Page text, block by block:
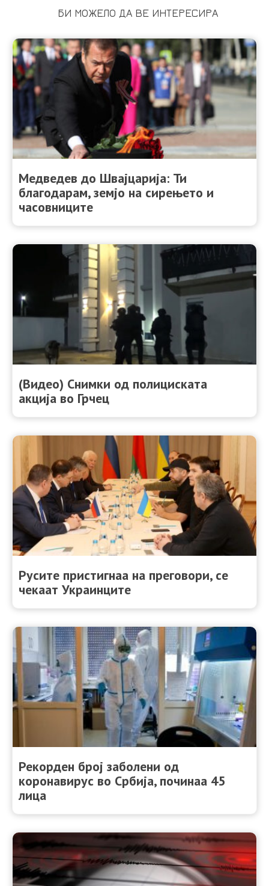
БИ МОЖЕЛО ДА ВЕ ИНТЕРЕСИРА
Медведев до Швајцарија: Ти
благодарам, земјо на сирењето и
часовниците
(Видео) Снимки од полициската
акција во Грчец
Русите пристигнаа на преговори, се
чекаат Украинците
Рекорден број заболени од
коронавирус во Србија, починаа 45
лица